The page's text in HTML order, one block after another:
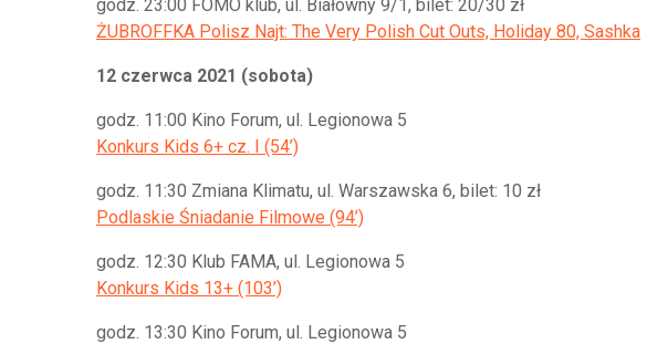
godz. 23:00 FOMO klub, ul. Białówny 9/1, bilet: 20/30 zł
ŻUBROFFKA Polisz Najt: The Very Polish Cut Outs, Holiday 80, Sashka
12 czerwca 2021 (sobota)
godz. 11:00 Kino Forum, ul. Legionowa 5
Konkurs Kids 6+ cz. I (54’)
godz. 11:30 Zmiana Klimatu, ul. Warszawska 6, bilet: 10 zł
Podlaskie Śniadanie Filmowe (94’)
godz. 12:30 Klub FAMA, ul. Legionowa 5
Konkurs Kids 13+ (103’)
godz. 13:30 Kino Forum, ul. Legionowa 5